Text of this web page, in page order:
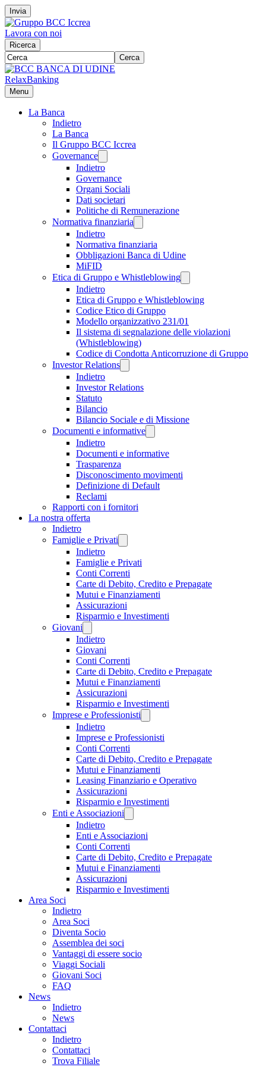
Invia
Lavora con noi
Ricerca
Cerca
RelaxBanking
Menu
La Banca
Indietro
La Banca
Il Gruppo BCC Iccrea
Governance
Indietro
Governance
Organi Sociali
Dati societari
Politiche di Remunerazione
Normativa finanziaria
Indietro
Normativa finanziaria
Obbligazioni Banca di Udine
MiFID
Etica di Gruppo e Whistleblowing
Indietro
Etica di Gruppo e Whistleblowing
Codice Etico di Gruppo
Modello organizzativo 231/01
Il sistema di segnalazione delle violazioni
(Whistleblowing)
Codice di Condotta Anticorruzione di Gruppo
Investor Relations
Indietro
Investor Relations
Statuto
Bilancio
Bilancio Sociale e di Missione
Documenti e informative
Indietro
Documenti e informative
Trasparenza
Disconoscimento movimenti
Definizione di Default
Reclami
Rapporti con i fornitori
La nostra offerta
Indietro
Famiglie e Privati
Indietro
Famiglie e Privati
Conti Correnti
Carte di Debito, Credito e Prepagate
Mutui e Finanziamenti
Assicurazioni
Risparmio e Investimenti
Giovani
Indietro
Giovani
Conti Correnti
Carte di Debito, Credito e Prepagate
Mutui e Finanziamenti
Assicurazioni
Risparmio e Investimenti
Imprese e Professionisti
Indietro
Imprese e Professionisti
Conti Correnti
Carte di Debito, Credito e Prepagate
Mutui e Finanziamenti
Leasing Finanziario e Operativo
Assicurazioni
Risparmio e Investimenti
Enti e Associazioni
Indietro
Enti e Associazioni
Conti Correnti
Carte di Debito, Credito e Prepagate
Mutui e Finanziamenti
Assicurazioni
Risparmio e Investimenti
Area Soci
Indietro
Area Soci
Diventa Socio
Assemblea dei soci
Vantaggi di essere socio
Viaggi Sociali
Giovani Soci
FAQ
News
Indietro
News
Contattaci
Indietro
Contattaci
Trova Filiale